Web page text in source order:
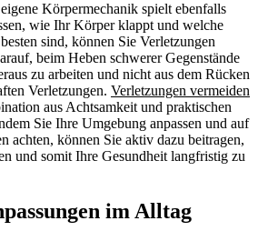
Körpermechanik spielt ebenfalls
wie Ihr Körper klappt und welche
sind, können Sie Verletzungen
beim Heben schwerer Gegenstände
zu arbeiten und nicht aus dem Rücken
Verletzungen. Verletzungen vermeiden
aus Achtsamkeit und praktischen
Sie Ihre Umgebung anpassen und auf
achten, können Sie aktiv dazu beitragen,
und somit Ihre Gesundheit langfristig zu
im Alltag